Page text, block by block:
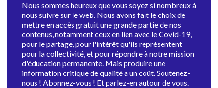
Nous sommes heureux que vous soyez si nombreux à
nous suivre sur le web. Nous avons fait le choix de
mettre en accès gratuit une grande partie de nos
contenus, notamment ceux en lien avec le Covid-19,
pour le partage, pour l'intérêt qu'ils représentent
pour la collectivité, et pour répondre à notre mission
d'éducation permanente. Mais produire une
information critique de qualité a un coût. Soutenez-
nous ! Abonnez-vous ! Et parlez-en autour de vous.